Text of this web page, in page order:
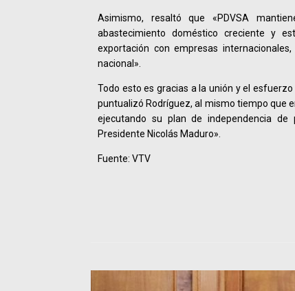
Asimismo, resaltó que «PDVSA
abastecimiento doméstico creciente y
exportación con empresas
nacional».
Todo esto es gracias a la unión y el
puntualizó Rodríguez, al mismo tiempo que
ejecutando su plan de independencia de
Presidente Nicolás Maduro».
Fuente: VTV